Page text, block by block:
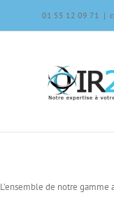
01 55 12 09 71 |
L’ensemble de notre gamme